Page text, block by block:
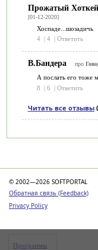
Прожатый Хоткей
[01-12-2020]
Хоспаде...шозадичь
4
4 Ответить
В.Бандера про
А послать его тоже
8
| 6 | Ответить
Читать все отзывы
© 2002—2026 SOFTPORTAL
Обратная связь (Feedback)
Privacy Policy
Программы